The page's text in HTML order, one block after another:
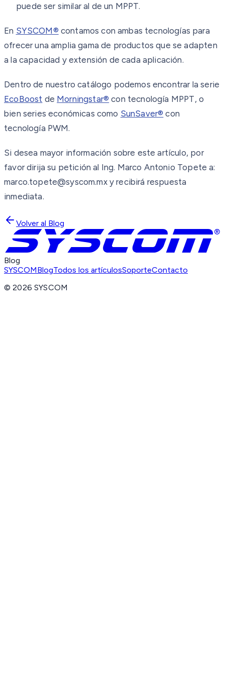
puede ser similar al de un MPPT.
En SYSCOM® contamos con ambas tecnologías para
ofrecer una amplia gama de productos que se adapten
a la capacidad y extensión de cada aplicación.
Dentro de nuestro catálogo podemos encontrar la serie
EcoBoost de Morningstar® con tecnología MPPT, o
bien series económicas como SunSaver® con
tecnología PWM.
Si desea mayor información sobre este artículo, por
favor dirija su petición al Ing. Marco Antonio Topete a:
marco.topete@syscom.mx y recibirá respuesta
inmediata.
Volver al Blog
Blog
SYSCOMBlogTodos los artículosSoporteContacto
©2026 SYSCOM